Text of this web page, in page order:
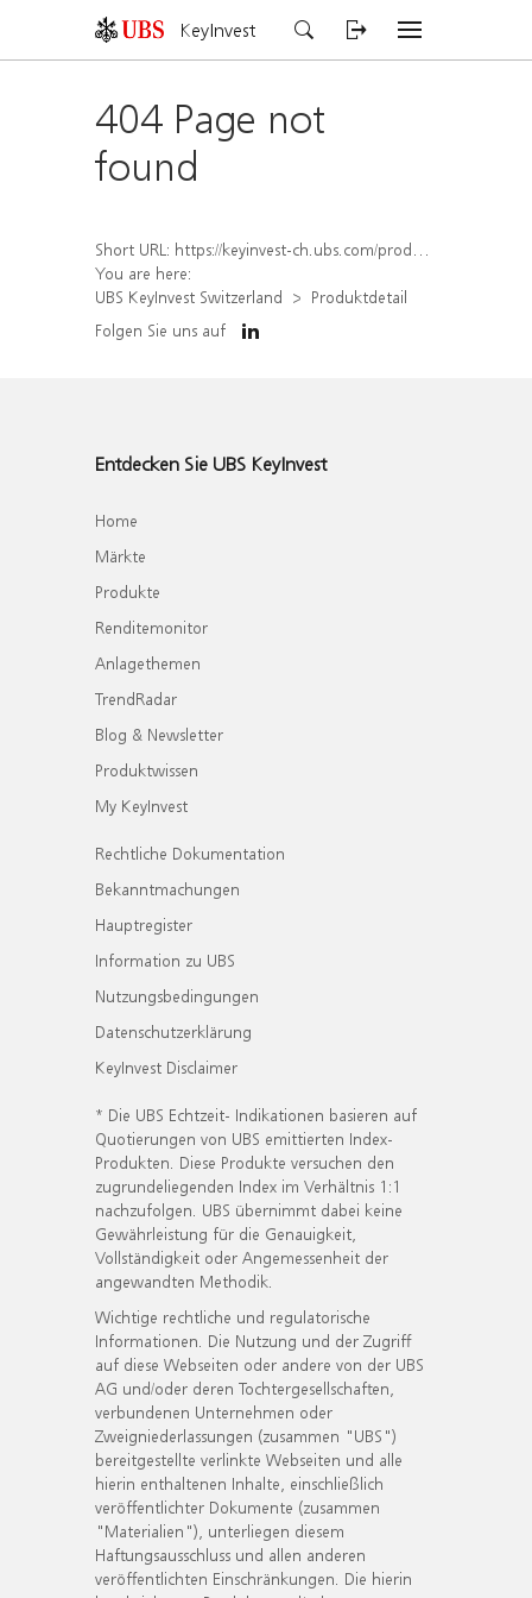
KeyInvest
404 Page not
found
Short URL: https://keyinvest-ch.ubs.com/produkt/detail/index/isin/CH1570524442
You are here:
UBS KeyInvest Switzerland
Produktdetail
Folgen Sie uns auf
Entdecken Sie UBS KeyInvest
Home
Märkte
Produkte
Renditemonitor
Anlagethemen
TrendRadar
Blog & Newsletter
Produktwissen
My KeyInvest
Rechtliche Dokumentation
Bekanntmachungen
Hauptregister
Information zu UBS
Nutzungsbedingungen
Datenschutzerklärung
KeyInvest Disclaimer
* Die UBS Echtzeit- Indikationen basieren auf
Quotierungen von UBS emittierten Index-
Produkten. Diese Produkte versuchen den
zugrundeliegenden Index im Verhältnis 1:1
nachzufolgen. UBS übernimmt dabei keine
Gewährleistung für die Genauigkeit,
Vollständigkeit oder Angemessenheit der
angewandten Methodik.
Wichtige rechtliche und regulatorische
Informationen. Die Nutzung und der Zugriff
auf diese Webseiten oder andere von der UBS
AG und/oder deren Tochtergesellschaften,
verbundenen Unternehmen oder
Zweigniederlassungen (zusammen "UBS")
bereitgestellte verlinkte Webseiten und alle
hierin enthaltenen Inhalte, einschließlich
veröffentlichter Dokumente (zusammen
"Materialien"), unterliegen diesem
Haftungsausschluss und allen anderen
veröffentlichten Einschränkungen. Die hierin